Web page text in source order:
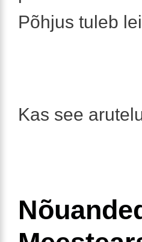
Põhjus tuleb
Kas see